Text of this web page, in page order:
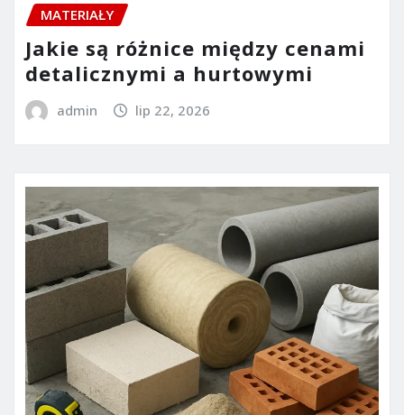
MATERIAŁY
Jakie są różnice między cenami
detalicznymi a hurtowymi
admin lip 22, 2026